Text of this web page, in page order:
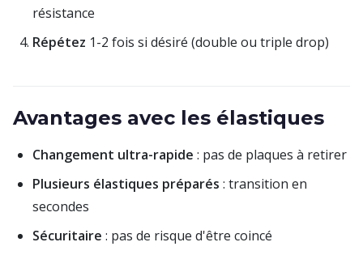
résistance
Répétez 1-2 fois si désiré (double ou triple drop)
Avantages avec les élastiques
Changement ultra-rapide : pas de plaques à retirer
Plusieurs élastiques préparés : transition en
secondes
Sécuritaire : pas de risque d'être coincé